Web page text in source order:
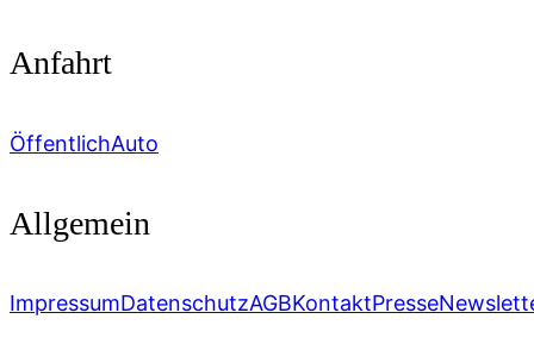
Anfahrt
ÖffentlichAuto
Allgemein
ImpressumDatenschutzAGBKontaktPresse